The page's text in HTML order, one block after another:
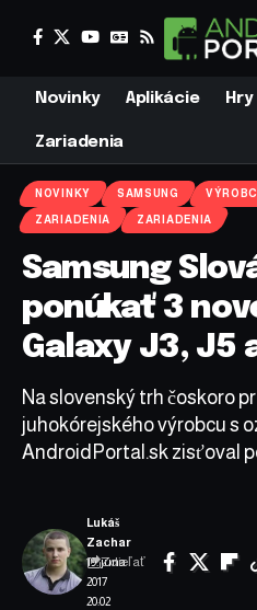
Novinky Aplikácie Hry
Zariadenia
NOVINKY SAMSUNG
ZARIADENIA ZARIADENIA
Samsung
ponúkať 3
Galaxy J3, J5
Na slovenský trh čoskoro
juhokórejského výrobcu s
AndroidPortal.sk zisťoval
19. júna
2017
20:02
Lukáš
Zachar
Zdieľať